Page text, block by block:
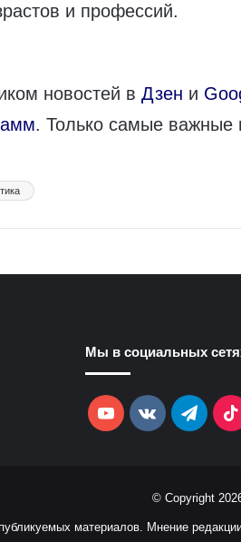
и профессий.
новостей в Дзен и
. Только самые важные
Мы в социальных
YouTubevk.com
© Copyright
материалов. Мнение